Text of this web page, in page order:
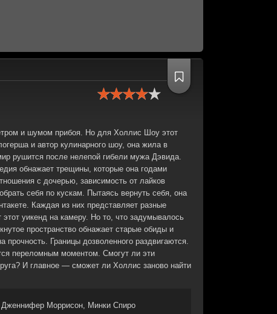
и шумом прибоя. Но для Холлис Шоу этот
и автор кулинарного шоу, она жила в
рушится после нелепой гибели мужа Дэвида.
обнажает трещины, которые она годами
с дочерью, зависимость от лайков
себя по кускам. Пытаясь вернуть себя, она
Каждая из них представляет разные
уикенд на камеру. Но то, что задумывалось
пространство обнажает старые обиды и
Границы дозволенного раздвигаются.
переломным моментом. Смогут ли эти
И главное — сможет ли Холлис заново найти
Дженнифер Моррисон, Минки Спиро